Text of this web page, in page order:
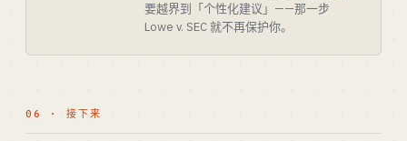
要越界到「个性化建议」——那一步
Lowe v. SEC 就不再保护你。
06 · 接下来